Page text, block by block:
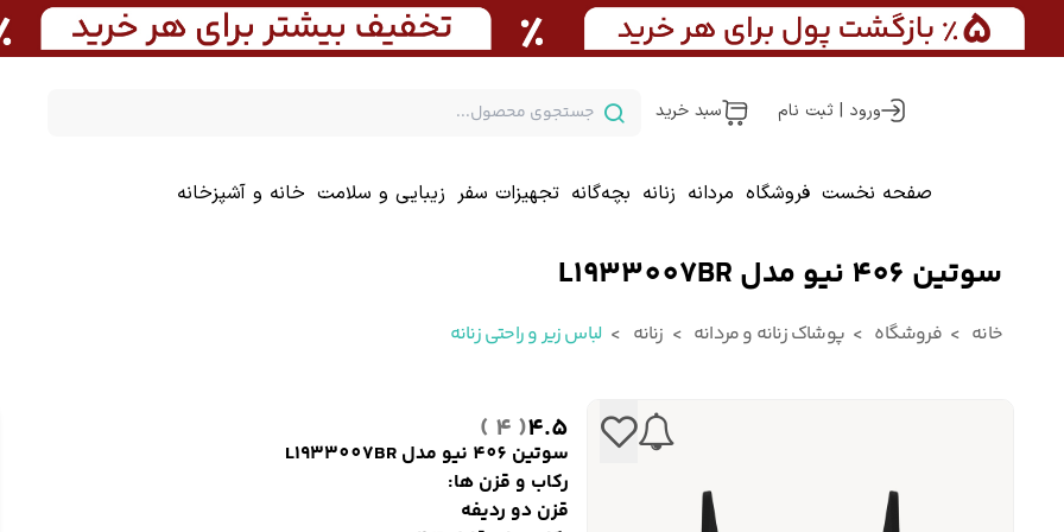
سبد خرید ورود | ثبت نام
صفحه نخست فروشگاه مردانه زنانه بچه‌گانه تجهیزات سفر زیبایی و سلامت خانه و آشپزخانه
سوتین 406 نیو مدل L1933007BR
خانه فروشگاه پوشاک زنانه و مردانه زنانه لباس زیر و راحتی زنانه
4.5
( 4 )
سوتین 406 نیو مدل L1933007BR
رکاب و قزن ها:
قزن دو ردیفه